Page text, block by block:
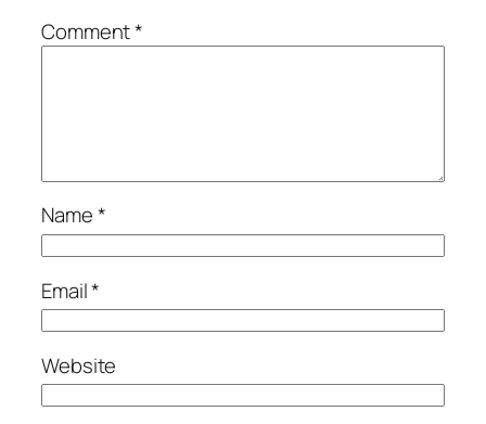
Comment*
Name*
Email*
Website